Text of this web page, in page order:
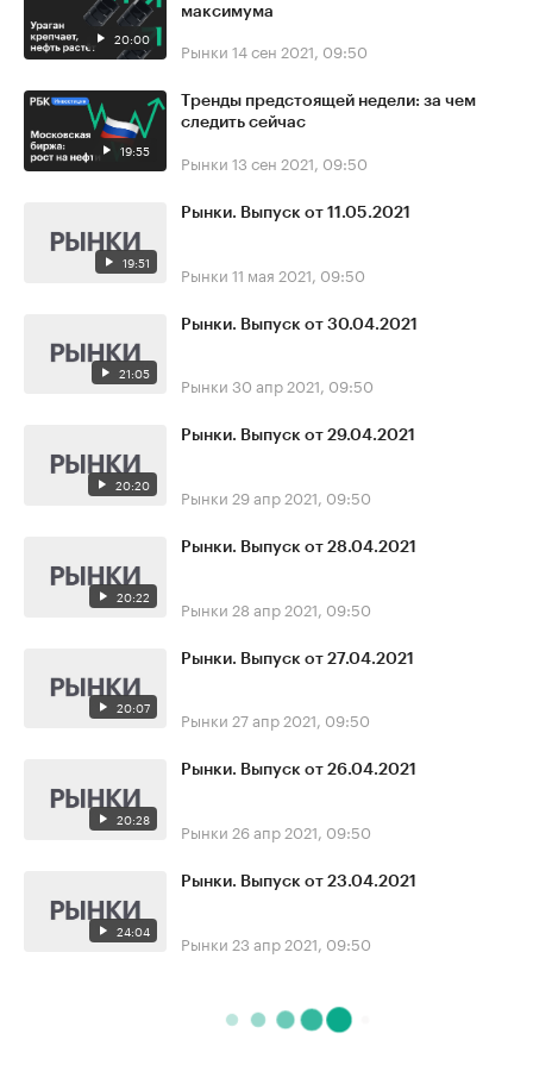
20:00
максимума
Рынки 14 сен 2021, 09:50
19:55
Тренды предстоящей недели: за чем
следить сейчас
Рынки 13 сен 2021, 09:50
19:51
Рынки. Выпуск от 11.05.2021
Рынки 11 мая 2021, 09:50
21:05
Рынки. Выпуск от 30.04.2021
Рынки 30 апр 2021, 09:50
20:20
Рынки. Выпуск от 29.04.2021
Рынки 29 апр 2021, 09:50
20:22
Рынки. Выпуск от 28.04.2021
Рынки 28 апр 2021, 09:50
20:07
Рынки. Выпуск от 27.04.2021
Рынки 27 апр 2021, 09:50
20:28
Рынки. Выпуск от 26.04.2021
Рынки 26 апр 2021, 09:50
24:04
Рынки. Выпуск от 23.04.2021
Рынки 23 апр 2021, 09:50